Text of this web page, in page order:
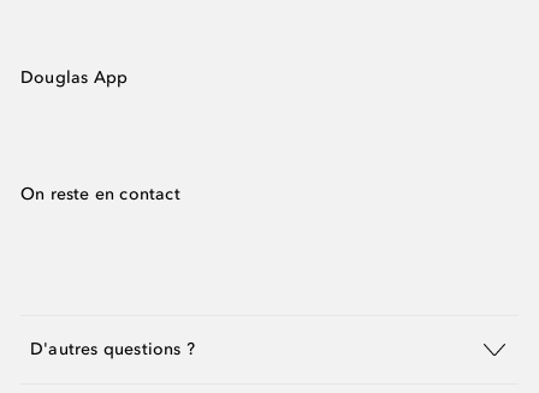
Douglas App
On reste en contact
D'autres questions ?